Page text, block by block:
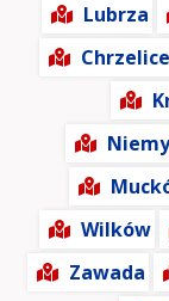
Lubrza
Chrzelice
Wilków
Zawada